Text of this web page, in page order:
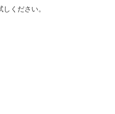
ください。